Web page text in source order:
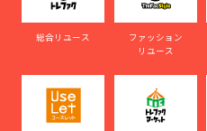
総合リユース
ファッション
リユース